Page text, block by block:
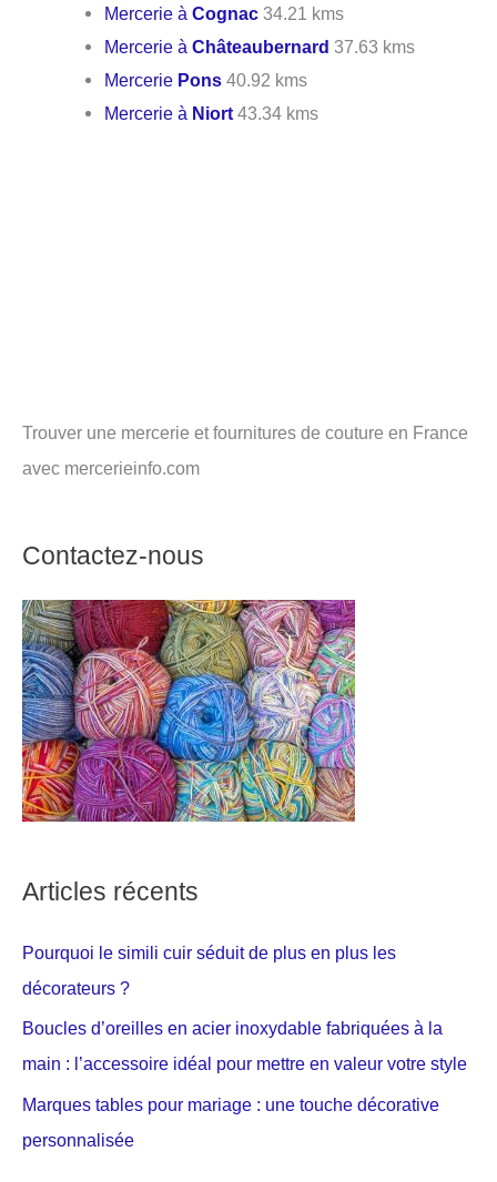
Mercerie àCognac 34.21 kms
Mercerie àChâteaubernard 37.63 kms
Mercerie Pons 40.92 kms
Mercerie à Niort 43.34 kms
Trouver une mercerie et fournitures de couture en France
avec mercerieinfo.com
Contactez-nous
Articles récents
Pourquoi le simili cuir séduit de plus en plus les
décorateurs ?
Boucles d’oreilles en acier inoxydable fabriquées à la
main : l’accessoire idéal pour mettre en valeur votre style
Marques tables pour mariage : une touche décorative
personnalisée